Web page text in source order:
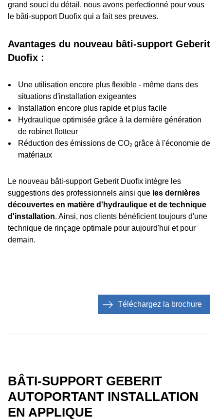
grand souci du détail, nous avons perfectionné pour vous
le bâti-support Duofix qui a fait ses preuves.
Avantages du nouveau bâti-support Geberit
Duofix :
Une utilisation encore plus flexible - même dans des
situations d'installation exigeantes
Installation encore plus rapide et plus facile
Hydraulique optimisée grâce à la dernière génération
de robinet flotteur
Réduction des émissions de CO₂ grâce à l'économie de
matériaux
Le nouveau bâti-support Geberit Duofix intègre les
suggestions des professionnels ainsi que les dernières
découvertes en matière d'hydraulique et de technique
d'installation. Ainsi, nos clients bénéficient toujours d'une
technique de rinçage optimale pour aujourd'hui et pour
demain.
Téléchargez la brochure
BÂTI-SUPPORT GEBERIT
AUTOPORTANT INSTALLATION
EN APPLIQUE